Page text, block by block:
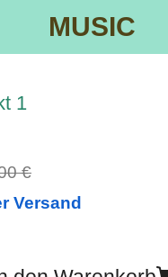
MUSIC
1
€
Versand